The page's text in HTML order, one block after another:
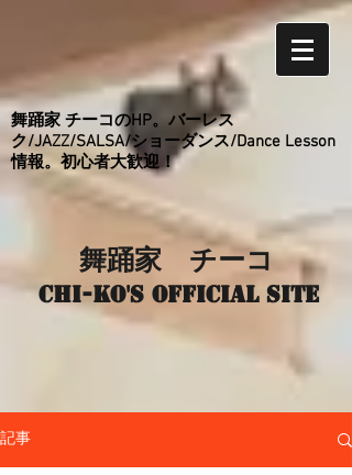
舞踊家 チーコのHP。バーレス
ク/JAZZ/SALSA/ショーダンス/Dance Lesson
情報。初心者大歓迎！
舞踊家 チーコ
Chi-ko's Official site
記事